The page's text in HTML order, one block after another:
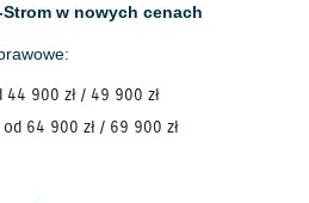
w nowych cenach
900 zł / 49 900 zł
64 900 zł / 69 900 zł